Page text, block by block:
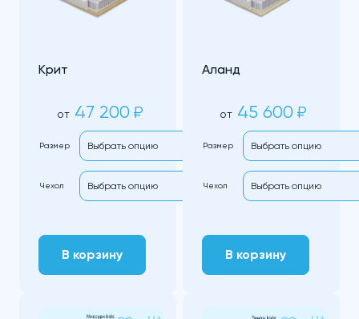
Крит
от 47 200 ₽
Размер
Чехол
В корзину
Аланд
от 45 600 ₽
Размер
Чехол
В корзину